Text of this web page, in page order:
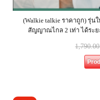
(Walkie talkie ราคาถูก) รุ่น
สัญญาณไกล 2 เท่า ได้ระย